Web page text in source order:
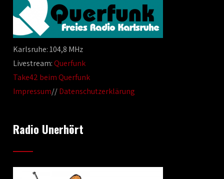
Karlsruhe: 104,8 MHz
Livestream:Querfunk
Take42 beim Querfunk
Impressum//Datenschutzerklärung
Radio Unerhört